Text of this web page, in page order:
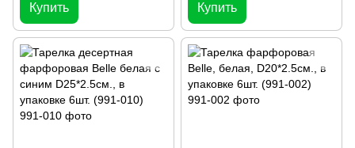
Купить Купить